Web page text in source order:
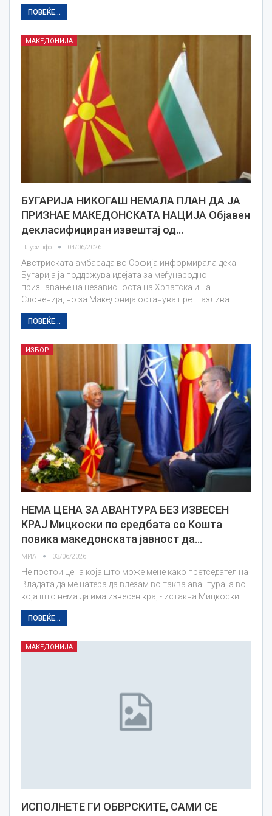
ПОВЕЌЕ...
МАКЕДОНИЈА
БУГАРИЈА НИКОГАШ НЕМАЛА ПЛАН ДА ЈА
ПРИЗНАЕ МАКЕДОНСКАТА НАЦИЈА Објавен
декласифициран извештај од…
Плусинфо 04/06/2026
Австриската амбасада во Софија информирала дека
Бугарија ја поддржува идејата за меѓународно
признавање на независноста на Хрватска и на
Словенија, но за Македонија останува претпазлива…
ПОВЕЌЕ...
ИЗБОР
НЕМА ЦЕНА ЗА АВАНТУРА БЕЗ ИЗВЕСЕН
КРАЈ Мицкоски по средбата со Кошта
повика македонската јавност да…
МИА 03/06/2026
Не постои цена која што може мене како претседател на
Владата да ме натера да влезам во таква авантура, а во
која што нема да има извесен крај - истакна Мицкоски.
ПОВЕЌЕ...
МАКЕДОНИЈА
ИСПОЛНЕТЕ ГИ ОБВРСКИТЕ, САМИ СЕ